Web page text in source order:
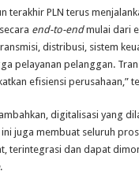
terakhir PLN terus
end-to-endmulai dari
distribusi, sistem
pelayanan pelanggan.
efisiensi perusahaan,”
digitalisasi yang
ini juga membuat seluruh
terintegrasi dan dapat
.